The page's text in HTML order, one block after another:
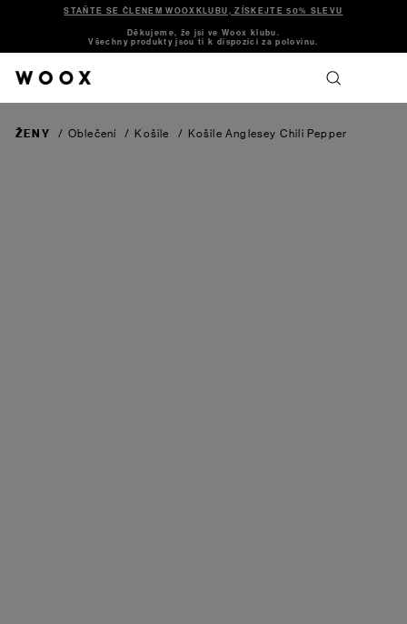
STAŇTE SE ČLENEM WOOXKLUBU, ZÍSKEJTE 50% SLEVU
Děkujeme, že jsi ve Woox klubu.
Všechny produkty jsou ti k dispozici za polovinu.
ŽENY / Oblečení / Košile / Košile Anglesey Chili Pepper